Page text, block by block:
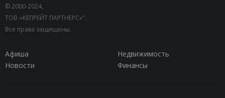
© 2000-2024,
ТОВ «КЕПРЕЙТ ПАРТНЕРС»".
Все права защищены.
Афиша
Недвижимость
Новости
Финансы